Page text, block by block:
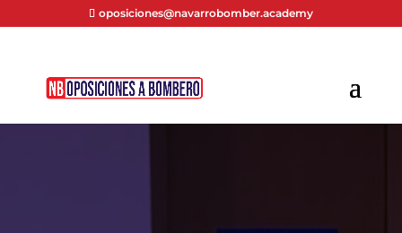
oposiciones@navarrobomber.academy